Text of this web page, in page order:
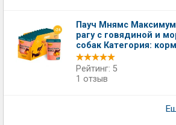
Пауч Мнямс
рагу с говядиной и
собак Категория:
Рейтинг: 5
1 отзыв